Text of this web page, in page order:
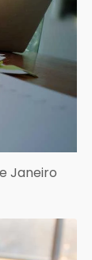
Janeiro